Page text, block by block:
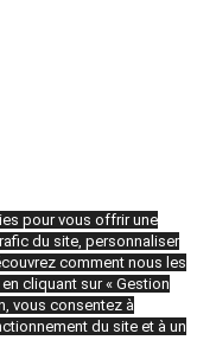
pour vous offrir une
du site, personnaliser
comment nous les
cliquant sur « Gestion
vous consentez à
du site et à un